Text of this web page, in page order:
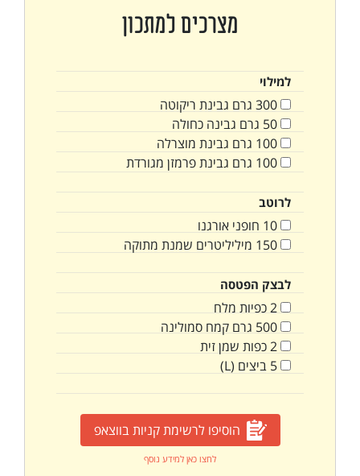
מצרכים למתכון
למילוי
300 גרם גבינת ריקוטה
50 גרם גבינה כחולה
100 גרם גבינת מוצרלה
100 גרם גבינת פרמזן מגורדת
לרוטב
10 חופני אורגנו
150 מיליליטרים שמנת מתוקה
לבצק הפטסה
2כפיות מלח
500 גרם קמח סמולינה
2כפות שמן זית
5 ביצים (L)
הוסיפו לרשימת קניות בווצאפ
לחצו כאן למידע נוסף